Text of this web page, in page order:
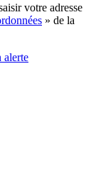
votre adresse
» de la